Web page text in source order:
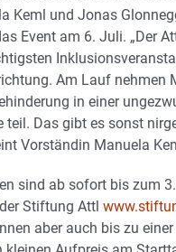
Keml und Jonas
Event am 6. Juli. „Der
Am Lauf nehmen
in einer
teil. Das gibt es sonst
Vorständin Manuela
sind ab sofort bis zum
Stiftung Attl
aber auch bis zu